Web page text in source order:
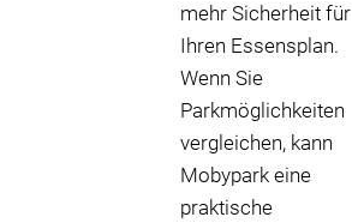
mehr Sicherheit für
Ihren Essensplan.
Wenn Sie
Parkmöglichkeiten
vergleichen, kann
Mobypark eine
praktische